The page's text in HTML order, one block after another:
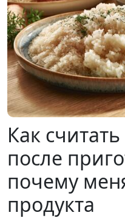
Как
после
почему
продукта